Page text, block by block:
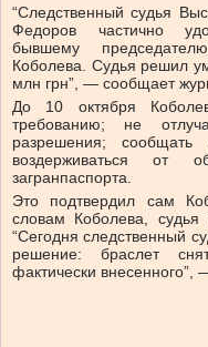
“Следственный судья
Федоров частично
бывшему
Коболева. Судья решил
млн грн”, — сообщает
До 10 октября
требованию; не
разрешения;
воздерживаться
загранпаспорта.
Это подтвердил сам
словам Коболева, судья
“Сегодня следственный
решение: браслет
фактически внесенного”,